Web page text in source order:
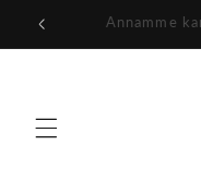
siirry
Annamme